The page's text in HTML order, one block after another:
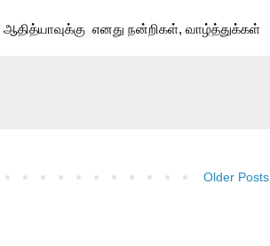
எனது நன்றிகள், வாழ்த்துக்கள்
Older Posts